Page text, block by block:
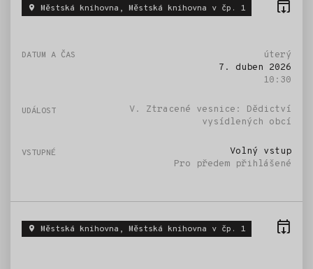
Městská knihovna, Městská knihovna v čp. 1
úterý
7. duben 2026
10:30
V. Ztracené vesnice: Dědictví
vysídlených obcí
Volný vstup
Pro předem přihlášené
Městská knihovna, Městská knihovna v čp. 1